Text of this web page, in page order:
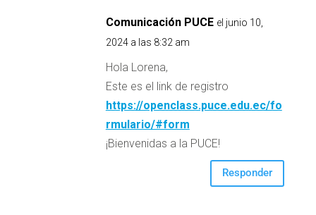
Comunicación PUCE el junio 10,
2024 a las 8:32 am
Hola Lorena,
Este es el link de registro
https://openclass.puce.edu.ec/fo
rmulario/#form
¡Bienvenidas a la PUCE!
Responder